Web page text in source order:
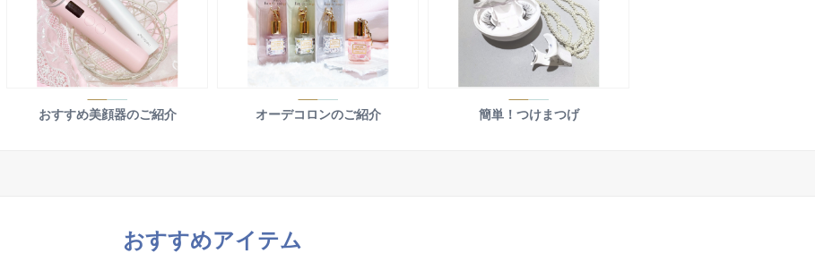
おすすめ美顔器のご紹介 オーデコロンのご紹介 簡単！つけまつげ
おすすめアイテム